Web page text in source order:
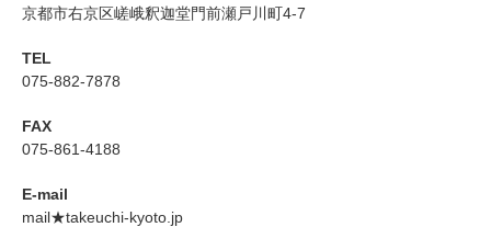
京都市右京区嵯峨釈迦堂門前瀬戸川町4-7
TEL
075-882-7878
FAX
075-861-4188
E-mail
mail★takeuchi-kyoto.jp